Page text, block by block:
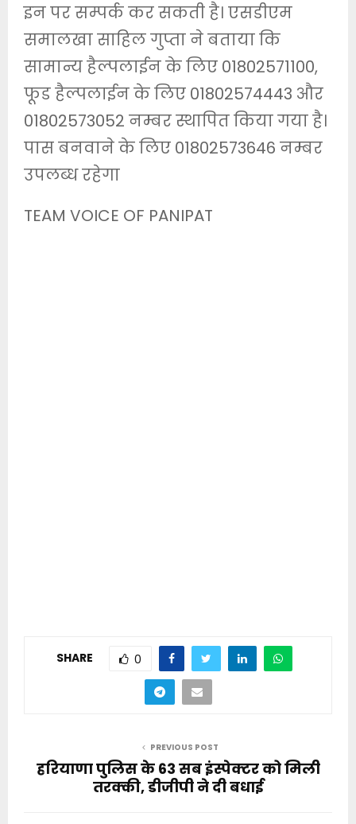
इन पर सम्पर्क कर सकती है। एसडीएम
समालखा साहिल गुप्ता ने बताया कि
सामान्य हैल्पलाईन के लिए 01802571100,
फूड हैल्पलाईन के लिए 01802574443 और
01802573052 नम्बर स्थापित किया गया है।
पास बनवाने के लिए 01802573646 नम्बर
उपलब्ध रहेगा
TEAM VOICE OF PANIPAT
SHARE 0
PREVIOUS POST
हरियाणा पुलिस के 63 सब इंस्पेक्टर को मिली
तरक्की, डीजीपी ने दी बधाई